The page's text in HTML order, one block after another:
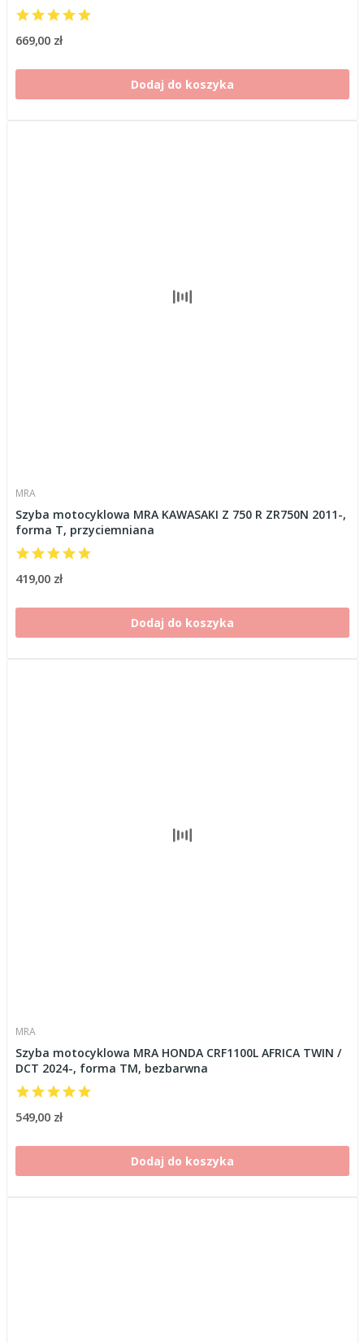
669,00 zł
Dodaj do koszyka
MRA
Szyba motocyklowa MRA KAWASAKI Z 750 R ZR750N 2011-,
forma T, przyciemniana
419,00 zł
Dodaj do koszyka
MRA
Szyba motocyklowa MRA HONDA CRF1100L AFRICA TWIN /
DCT 2024-, forma TM, bezbarwna
549,00 zł
Dodaj do koszyka